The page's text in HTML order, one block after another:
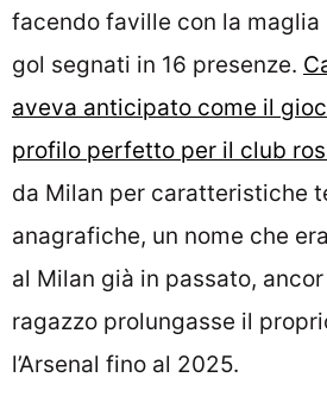
facendo faville con la maglia
gol segnati in 16 presenze.
aveva anticipato come il
profilo perfetto per il club
da Milan per caratteristiche
anagrafiche, un nome che
al Milan già in passato,
ragazzo prolungasse il
l’Arsenal fino al 2025.